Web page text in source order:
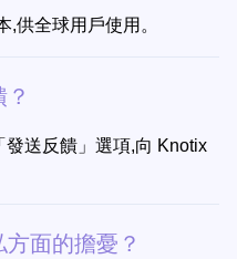
,供全球用戶使用。
送反饋」選項,向 Knotix
面的擔憂？